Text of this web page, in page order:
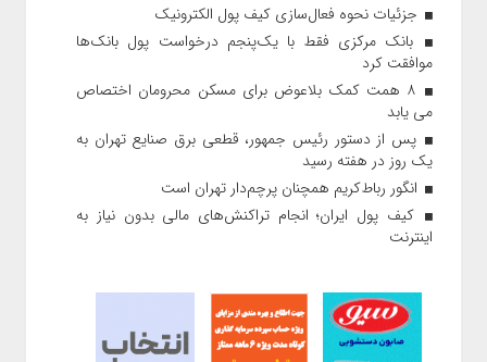
جزئیات نحوه فعال‌سازی کیف پول الکترونیک
بانک مرکزی فقط با یک‌‎پنجم درخواست پول بانک‌ها
موافقت کرد
۸ همت کمک بلاعوض برای مسکن محرومان اختصاص
می یابد
پس از دستور رئیس‌ جمهور، قطعی برق صنایع تهران به
یک روز در هفته رسید
انگور رباط‌کریم همچنان پرچم‌دار تهران است
کیف پول ایران؛ انجام تراکنش‌های مالی بدون نیاز به
اینترنت